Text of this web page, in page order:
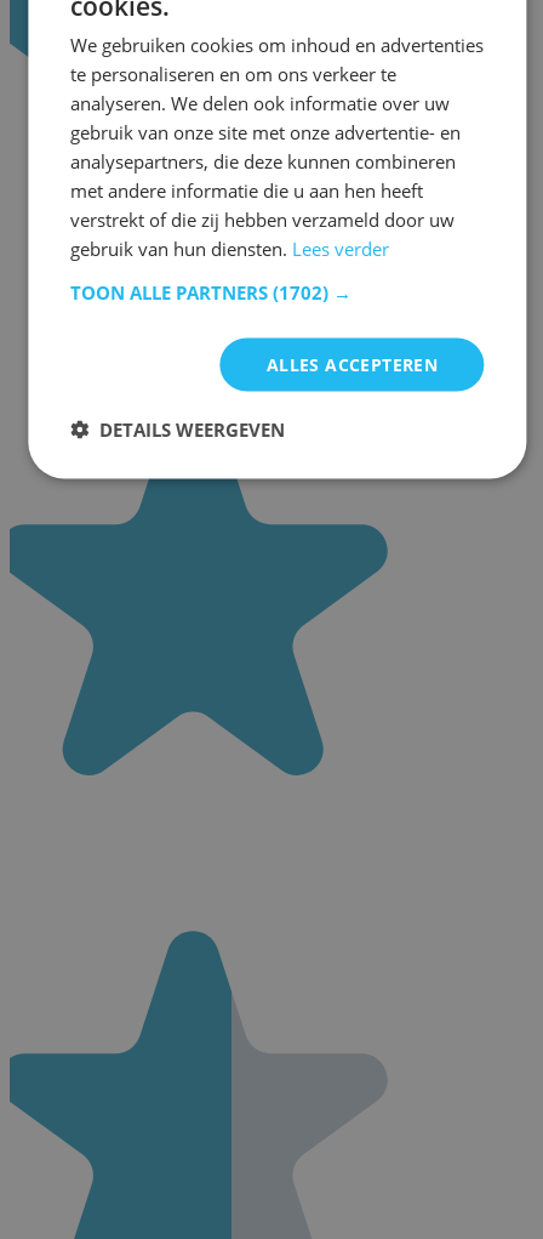
We gebruiken cookies om inhoud en advertenties
te personaliseren en om ons verkeer te
analyseren. We delen ook informatie over uw
gebruik van onze site met onze advertentie- en
analysepartners, die deze kunnen combineren
met andere informatie die u aan hen heeft
verstrekt of die zij hebben verzameld door uw
gebruik van hun diensten. Lees verder
TOON ALLE PARTNERS (1702) →
ALLES ACCEPTEREN
DETAILS WEERGEVEN